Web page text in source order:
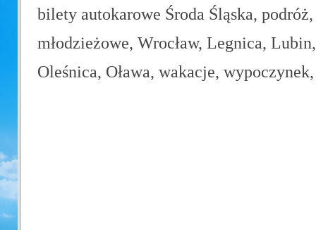
bilety autokarowe Środa Śląska,
młodzieżowe, Wrocław, Legnica,
Oleśnica, Oława, wakacje,